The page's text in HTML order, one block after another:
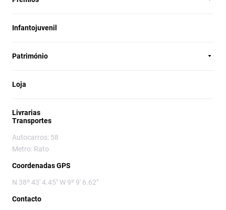
Infantojuvenil
Património
Loja
Livrarias
Transportes
Autocarros: 58
Metro: Rato
Coordenadas GPS
N 38º 43' 4.45" W 9º 9' 6.62"
Contacto